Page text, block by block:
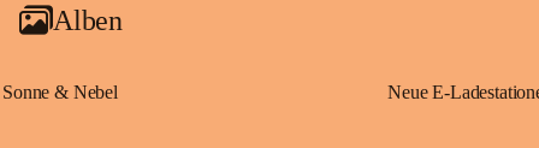
Alben
Sonne & Nebel